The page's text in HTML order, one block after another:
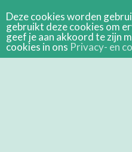
Deze cookies worden
gebruikt deze cookies om
geef je aan akkoord te zijn
cookies in ons Privacy- en